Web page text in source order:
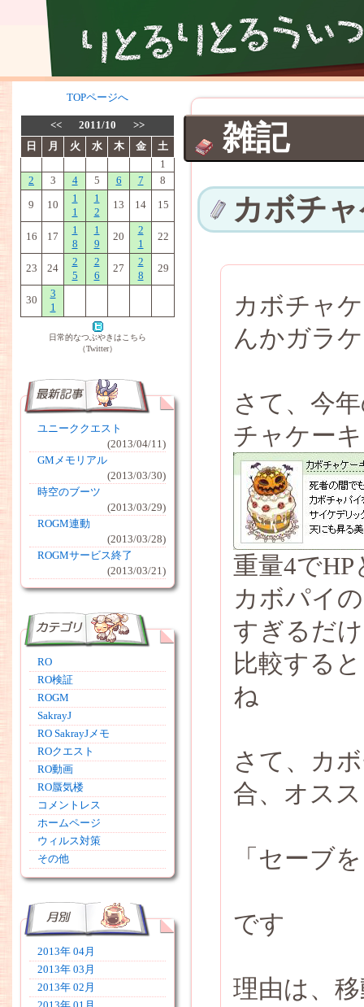
TOPページへ
<< 2011/10
>>
日
月 火 水 木 金
土
1
2
3 4 5 6 7 8
9 10
1
1
1
2
13 14 15
16 17
1
8
1
9
20
2
1
22
23 24
2
5
2
6
27
2
8
29
30
3
1
日常的なつぶやきはこちら
（Twitter）
ユニーククエスト
(2013/04/11)
GMメモリアル
(2013/03/30)
時空のブーツ
(2013/03/29)
ROGM連動
(2013/03/28)
ROGMサービス終了
(2013/03/21)
RO
RO検証
ROGM
SakrayJ
RO SakrayJメモ
ROクエスト
RO動画
RO蜃気楼
コメントレス
ホームページ
ウィルス対策
その他
2013年 04月
2013年 03月
2013年 02月
雑記
カボチ
カボチャ
んかガラ
さて、今
チャケーキ
重量4でHP
カボパイ
すぎるだ
比較する
ね
さて、カ
合、オス
「セーブ
です
理由は、